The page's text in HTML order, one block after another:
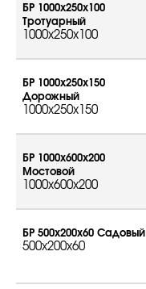
БР 1000х250х100
Тротуарный
1000x250x100
БР 1000х250х150
Дорожный
1000x250x150
БР 1000х600х200
Мостовой
1000x600x200
БР 500х200х60 Садовый
500x200x60